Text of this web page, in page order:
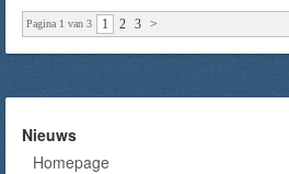
Pagina 1 van 3 1 2 3 >
Nieuws
Homepage